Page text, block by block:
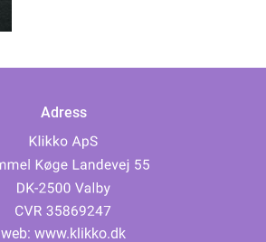
Adress
web: www.klikko.dk